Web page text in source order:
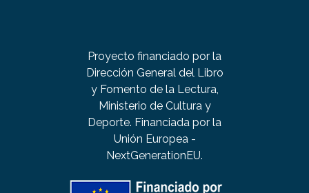
Proyecto financiado por la
Dirección General del Libro
y Fomento de la Lectura,
Ministerio de Cultura y
Deporte. Financiada por la
Unión Europea -
NextGenerationEU.